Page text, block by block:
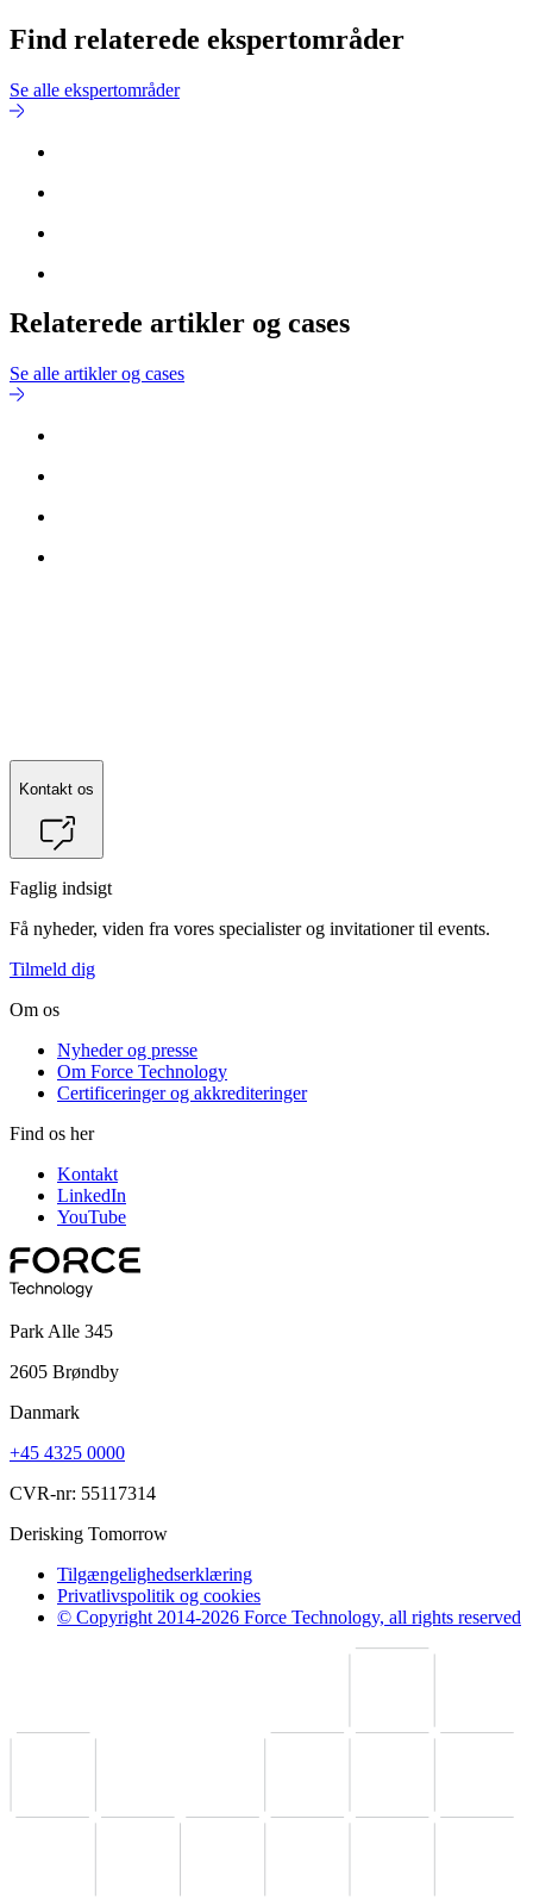
Find relaterede ekspertområder
Se alle ekspertområder
Relaterede artikler og cases
Se alle artikler og cases
Kontakt os
Faglig indsigt
Få nyheder, viden fra vores specialister og invitationer til events.
Tilmeld dig
Om os
Nyheder og presse
Om Force Technology
Certificeringer og akkrediteringer
Find os her
Kontakt
LinkedIn
YouTube
Park Alle 345
2605 Brøndby
Danmark
+45 4325 0000
CVR-nr: 55117314
Derisking Tomorrow
Tilgængelighedserklæring
Privatlivspolitik og cookies
© Copyright 2014-2026 Force Technology, all rights reserved